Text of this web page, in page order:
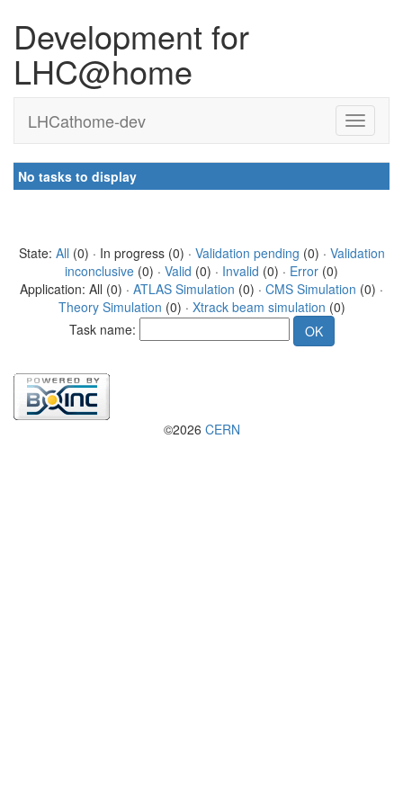
Development for
LHC@home
LHCathome-dev
No tasks to display
State: All (0) · In progress (0) · Validation pending (0) · Validation
inconclusive (0) · Valid (0) · Invalid (0) · Error (0)
Application: All (0) · ATLAS Simulation (0) · CMS Simulation (0) ·
Theory Simulation (0) · Xtrack beam simulation (0)
Task name:
©2026 CERN